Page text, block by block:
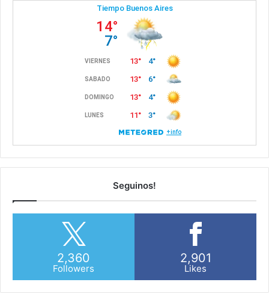
Seguinos!
2,360
Followers
2,901
Likes